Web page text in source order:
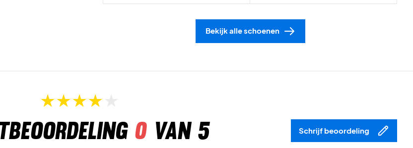
Bekijk alle schoenen
0van 5 Schrijf beoordeling